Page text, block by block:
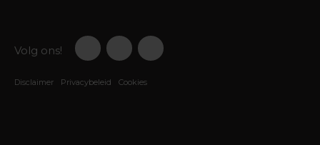
Volg ons!
Disclaimer Privacybeleid Cookies